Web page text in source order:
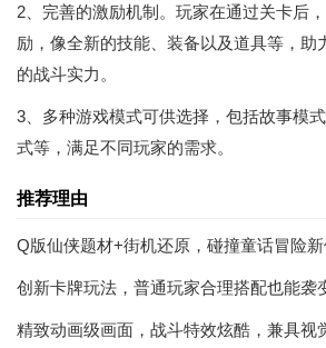
2、完善的激励机制。玩家在通过关卡后
励，像全新的技能、装备以及道具等，助
的战斗实力。
3、多种游戏模式可供选择，包括故事模式
式等，满足不同玩家的需求。
推荐理由
Q版仙侠题材+街机还原，碰撞童话冒险
创新卡牌玩法，普通玩家合理搭配也能袭
精致动画级画面，战斗特效炫酷，兼具视